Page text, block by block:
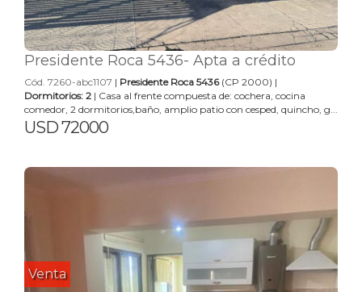
Presidente Roca 5436- Apta a crédito
Cód. 7260-abc1107 | Presidente Roca 5436(CP 2000) |
Dormitorios: 2 | Casa al frente compuesta de: cochera, cocina
comedor, 2 dormitorios,baño, amplio patio con cesped, quincho, g...
USD 72000
Venta